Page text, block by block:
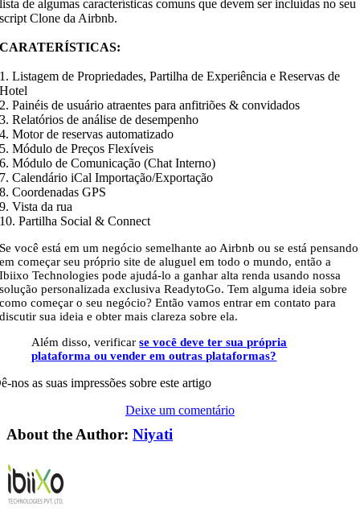
lista de algumas características comuns que devem ser incluídas no seu
script Clone da Airbnb.
CARATERÍSTICAS:
1. Listagem de Propriedades, Partilha de Experiência e Reservas de
Hotel
2. Painéis de usuário atraentes para anfitriões & convidados
3. Relatórios de análise de desempenho
4. Motor de reservas automatizado
5. Módulo de Preços Flexíveis
6. Módulo de Comunicação (Chat Interno)
7. Calendário iCal Importação/Exportação
8. Coordenadas GPS
9. Vista da rua
10. Partilha Social & Connect
Se você está em um negócio semelhante ao Airbnb ou se está pensando
em começar seu próprio site de aluguel em todo o mundo, então a
Ibiixo Technologies pode ajudá-lo a ganhar alta renda usando nossa
solução personalizada exclusiva ReadytoGo. Tem alguma ideia sobre
como começar o seu negócio? Então vamos entrar em contato para
discutir sua ideia e obter mais clareza sobre ela.
Além disso, verificarse você deve ter sua própria
plataforma ou vender em outras plataformas?
nos as suas impressões sobre este artigo
Deixe um comentário
About the Author: Niyati